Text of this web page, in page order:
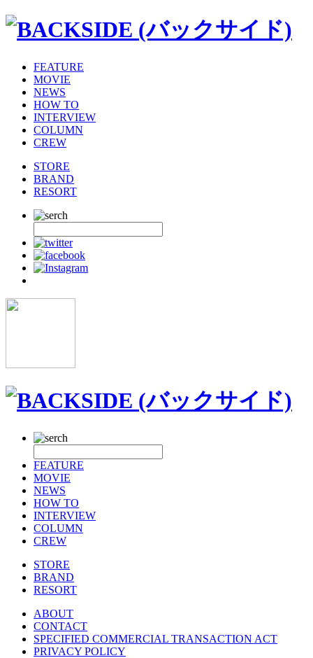
FEATURE
MOVIE
NEWS
HOW TO
INTERVIEW
COLUMN
CREW
STORE
BRAND
RESORT
FEATURE
MOVIE
NEWS
HOW TO
INTERVIEW
COLUMN
CREW
STORE
BRAND
RESORT
ABOUT
CONTACT
SPECIFIED COMMERCIAL TRANSACTION ACT
PRIVACY POLICY